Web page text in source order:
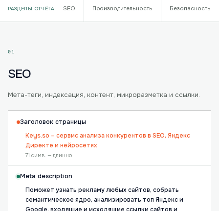
РАЗДЕЛЫ ОТЧЁТА SEO Производительность Безопасность
01
SEO
Мета-теги, индексация, контент, микроразметка и ссылки.
Заголовок страницы
Keys.so – сервис анализа конкурентов в SEO, Яндекс
Директе и нейросетях
71 симв. — длинно
Meta description
Поможет узнать рекламу любых сайтов, собрать
семантическое ядро, анализировать топ Яндекс и